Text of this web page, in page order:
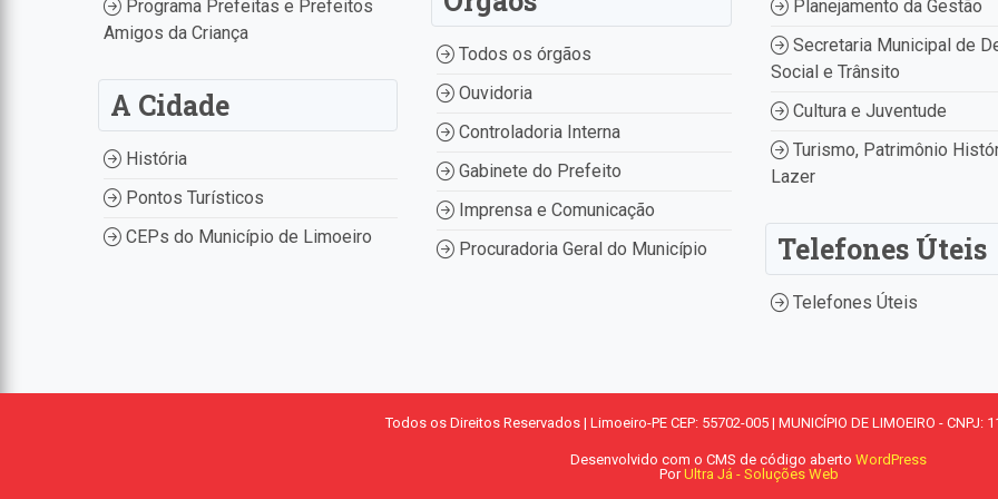
Programa Prefeitas e Prefeitos
Amigos da Criança
A Cidade
História
Pontos Turísticos
CEPs do Município de Limoeiro
Todos os órgãos
Ouvidoria
Controladoria Interna
Gabinete do Prefeito
Imprensa e Comunicação
Procuradoria Geral do Município
Planejamento da Gestão
Secretaria Municipal de
Social e Trânsito
Cultura e Juventude
Turismo, Patrimônio
Lazer
Telefones Úteis
Telefones Úteis
Todos os Direitos Reservados | Limoeiro-PE CEP: 55702-005 | MUNICÍPIO DE LIMOEIRO - CNPJ:
Desenvolvido com o CMS de código aberto WordPress
PorUltra Já - Soluções Web